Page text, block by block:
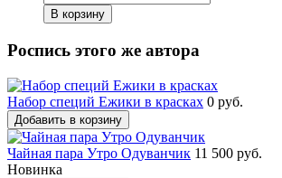
В корзину
Роспись этого же автора
Набор специй Ежики в красках 0 руб.
Добавить в корзину
Чайная пара Утро Одуванчик 11 500 руб.
Новинка